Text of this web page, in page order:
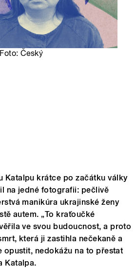
Český
Katalpu krátce po začátku války
na jedné fotografii: pečlivě
manikúra ukrajinské ženy
autem. „To kraťoučké
ve svou budoucnost, a proto
která ji zastihla nečekaně a
opustit, nedokážu na to přestat
Katalpa.